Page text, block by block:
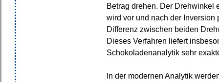
Betrag drehen. Der Drehwinkel
wird vor und nach der Inversion
Differenz zwischen beiden
Dieses Verfahren liefert
Schokoladenanalytik sehr
In der modernen Analytik